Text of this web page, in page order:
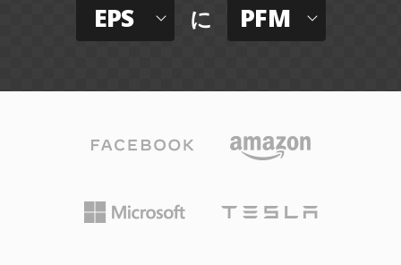
EPS に PFM